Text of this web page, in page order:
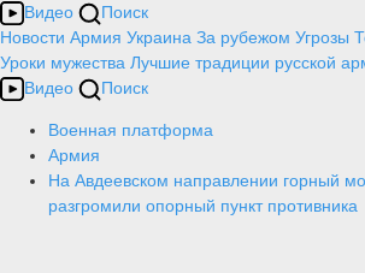
Видео
Поиск
Новости Армия Украина За рубежом Угрозы
Уроки мужества Лучшие традиции русской
Видео
Поиск
Военная платформа
Армия
На Авдеевском направлении горный
разгромили опорный пункт противника